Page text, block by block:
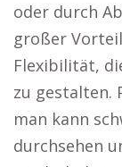
oder durch
großer
Flexibilität,
zu gestalten.
man kann
durchsehen